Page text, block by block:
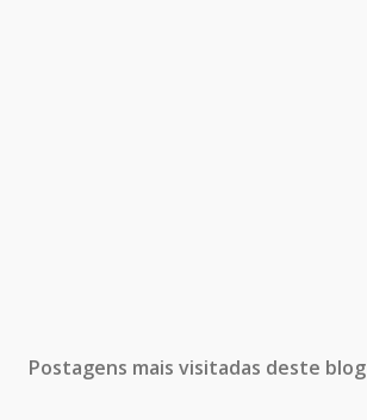
Postagens mais visitadas deste blog